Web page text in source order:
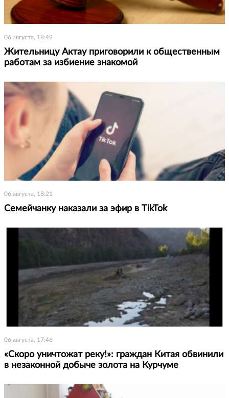
06 августа, 18:49
Жительницу Актау приговорили к общественным
работам за избиение знакомой
06 августа, 18:21
Семейчанку наказали за эфир в TikTok
06 августа, 17:46
«Скоро уничтожат реку!»: граждан Китая обвинили
в незаконной добыче золота на Курчуме